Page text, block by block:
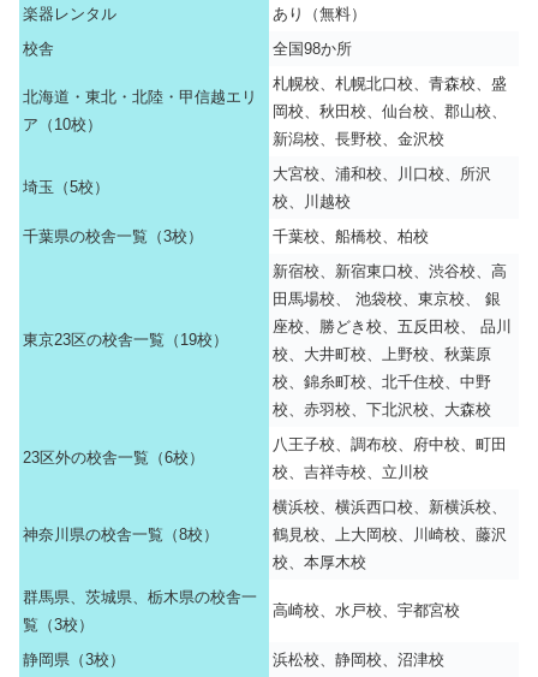
楽器レンタル
あり（無料）
校舎
全国98か所
北海道・東北・北陸・甲信越エリ
ア（10校）
札幌校、札幌北口校、青森校、盛
岡校、秋田校、仙台校、郡山校、
新潟校、長野校、金沢校
埼玉（5校）
大宮校、浦和校、川口校、所沢
校、川越校
千葉県の校舎一覧（3校）
千葉校、船橋校、柏校
東京23区の校舎一覧（19校）
新宿校、新宿東口校、渋谷校、高
田馬場校、 池袋校、東京校、 銀
座校、勝どき校、五反田校、 品川
校、大井町校、上野校、秋葉原
校、錦糸町校、北千住校、中野
校、赤羽校、下北沢校、大森校
23区外の校舎一覧（6校）
八王子校、調布校、府中校、町田
校、吉祥寺校、立川校
神奈川県の校舎一覧（8校）
横浜校、横浜西口校、新横浜校、
鶴見校、上大岡校、川崎校、藤沢
校、本厚木校
群馬県、茨城県、栃木県の校舎一
覧（3校）
高崎校、水戸校、宇都宮校
静岡県（3校） 浜松校、静岡校、沼津校